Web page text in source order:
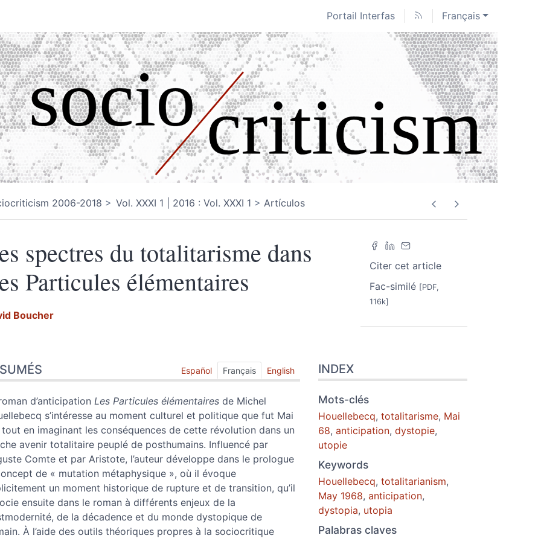
Portail Interfas Français
2006-2018 Vol. XXXI 1 | 2016 : Vol. XXXI 1 Artículos
Citer cet article
Fac-similé [PDF,
116k]
spectres du totalitarisme dans
Particules élémentaires
Boucher
cet article
Español Français English
d’anticipation Les Particules élémentaires de Michel
s’intéresse au moment culturel et politique que fut Mai
en imaginant les conséquences de cette révolution dans un
avenir totalitaire peuplé de posthumains. Influencé par
Comte et par Aristote, l’auteur développe dans le prologue
de « mutation métaphysique », où il évoque
un moment historique de rupture et de transition, qu’il
ensuite dans le roman à différents enjeux de la
de la décadence et du monde dystopique de
À l’aide des outils théoriques propres à la sociocritique
INDEX
Mots-clés
Houellebecq,totalitarisme, Mai
68,anticipation,dystopie,
utopie
Keywords
Houellebecq,totalitarianism,
May 1968,anticipation,
dystopia, utopia
Palabras claves